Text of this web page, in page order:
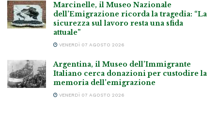
Marcinelle, il Museo Nazionale
dell’Emigrazione ricorda la tragedia: “La
sicurezza sul lavoro resta una sfida
attuale”
VENERDÌ 07 AGOSTO 2026
Argentina, il Museo dell’Immigrante
Italiano cerca donazioni per custodire la
memoria dell’emigrazione
VENERDÌ 07 AGOSTO 2026